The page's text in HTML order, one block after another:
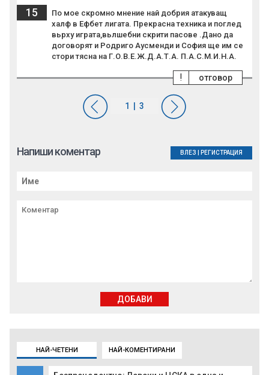
НАЙ-ЧЕТЕНИ НАЙ-КОМЕНТИРАНИ
15
По мое скромно мнение най добрия атакуващ
халф в Ефбет лигата. Прекрасна техника и поглед
вьрху играта,вьлшебни скрити пасове .Дано да
договорят и Родриго Аусменди и София ще им се
стори тясна на Г.О.В.Е.Ж.Д.А.Т.А. П.А.С.М.И.Н.А.
отговор
!
Напиши коментар ВЛЕЗ РЕГИСТРАЦИЯ
ДОБАВИ